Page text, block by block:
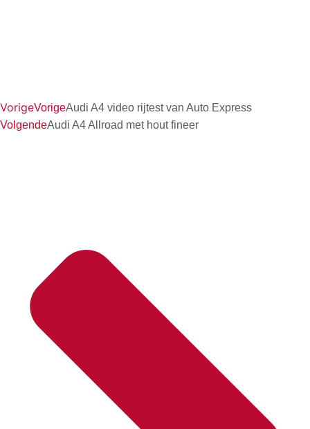
VorigeVorigeAudi A4 video rijtest van Auto Express
VolgendeAudi A4 Allroad met hout fineer